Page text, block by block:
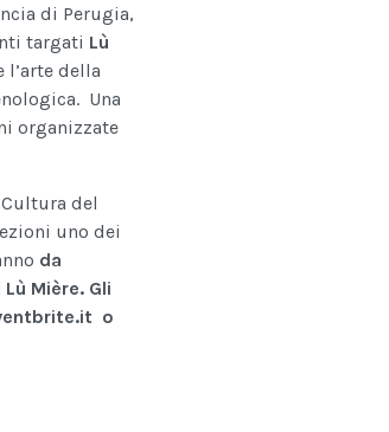
di Perugia,
targati Lù
della
Una
organizzate
del
uno dei
da
Mière. Gli
o